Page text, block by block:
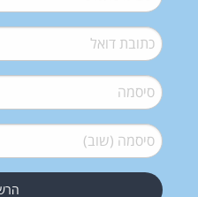
דואל*
סיסמה*
סיסמה (שוב)*